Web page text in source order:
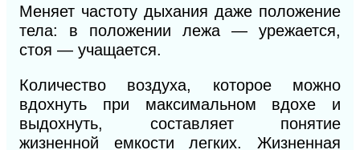
Меняет частоту дыхания даже положение
тела: в положении лежа — урежается,
стоя — учащается.
Количество воздуха, которое можно
вдохнуть при максимальном вдохе и
выдохнуть, составляет понятие
жизненной емкости легких. Жизненная